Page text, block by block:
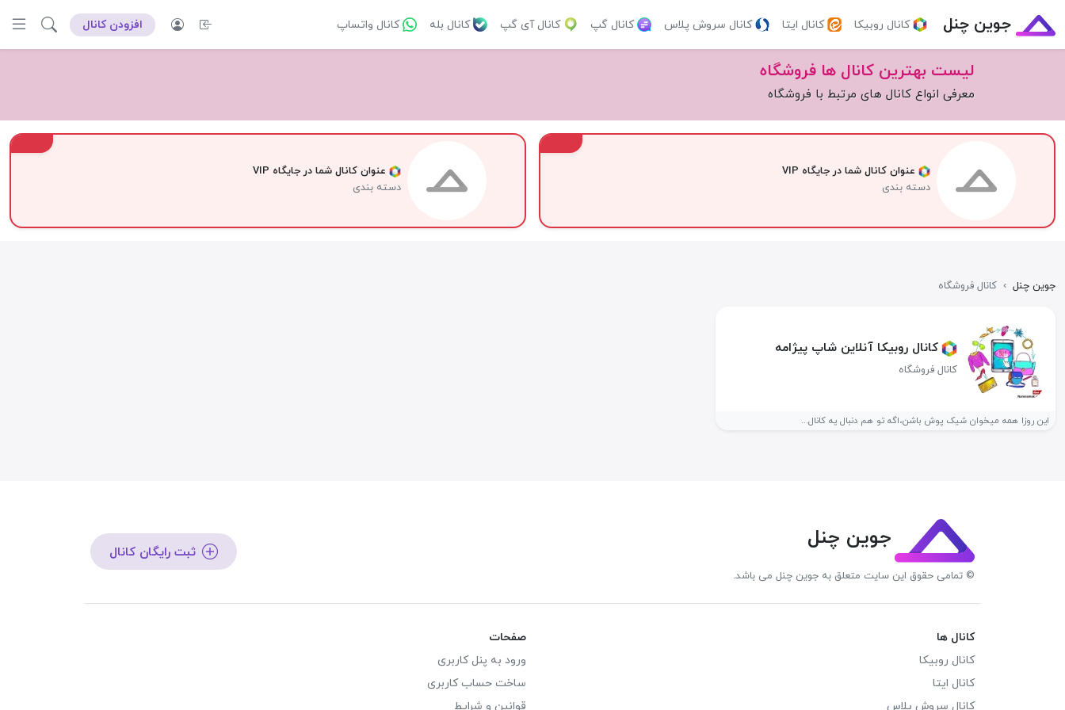
جوین چنل کانال روبیکا کانال ایتا کانال سروش پلاس کانال گپ کانال آی گپ کانال بله کانال واتساپ افزودن کانال
لیست بهترین کانال ها فروشگاه
معرفی انواع کانال های مرتبط با فروشگاه
عنوان کانال شما در جایگاه VIP
دسته بندی
عنوان کانال شما در جایگاه VIP
دسته بندی
جوین چنل › کانال فروشگاه
کانال روبیکا آنلاین شاپ پیژامه️
کانال فروشگاه
این روزا همه میخوان شیک پوش باشن،اگه تو هم دنبال یه کانال...
جوین چنل
© تمامی حقوق این سایت متعلق به جوین چنل می باشد.
ثبت رایگان کانال
کانال ها
کانال روبیکا
کانال ایتا
کانال سروش پلاس
صفحات
ورود به پنل کاربری
ساخت حساب کاربری
قوانین و شرایط